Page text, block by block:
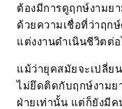
ต้องมีการดูฤกษ์งามย
ด้วยความเชื่อที่ว่าฤก
แต่งงานดำเนินชีวิตต่
แม้ว่ายุคสมัยจะเปลี่ย
ไม่ยึดติดกับฤกษ์งามย
ฝ่ายเท่านั้น แต่ก็ยังมีค